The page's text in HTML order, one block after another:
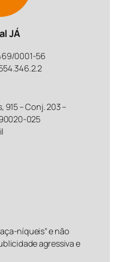
JÁ
0001-56
915 – Conj. 203 –
025
níqueis” e não
agressiva e